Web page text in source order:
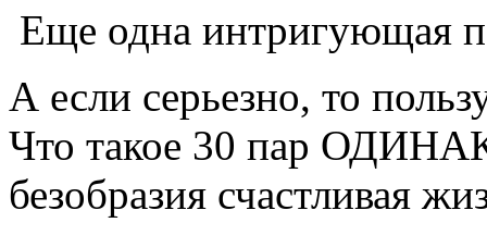
Еще одна интригующая
А если серьезно, то
Что такое 30 пар
безобразия счастливая